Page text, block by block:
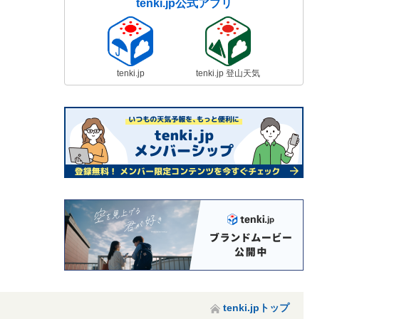
tenki.jp公式アプリ
tenki.jp tenki.jp 登山天気
tenki.jpトップ